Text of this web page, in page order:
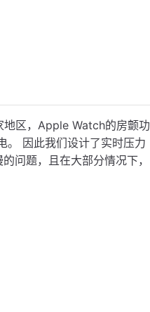
区，Apple Watch的房颤功
。 因此我们设计了实时压力
问题，且在大部分情况下，